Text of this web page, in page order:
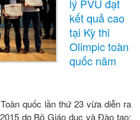
lý PVU đạt
kết quả cao
tại Kỳ thi
Olimpic toàn
quốc năm
quốc lần thứ 23 vừa diễn ra
do Bộ Giáo dục và Đào tạo;